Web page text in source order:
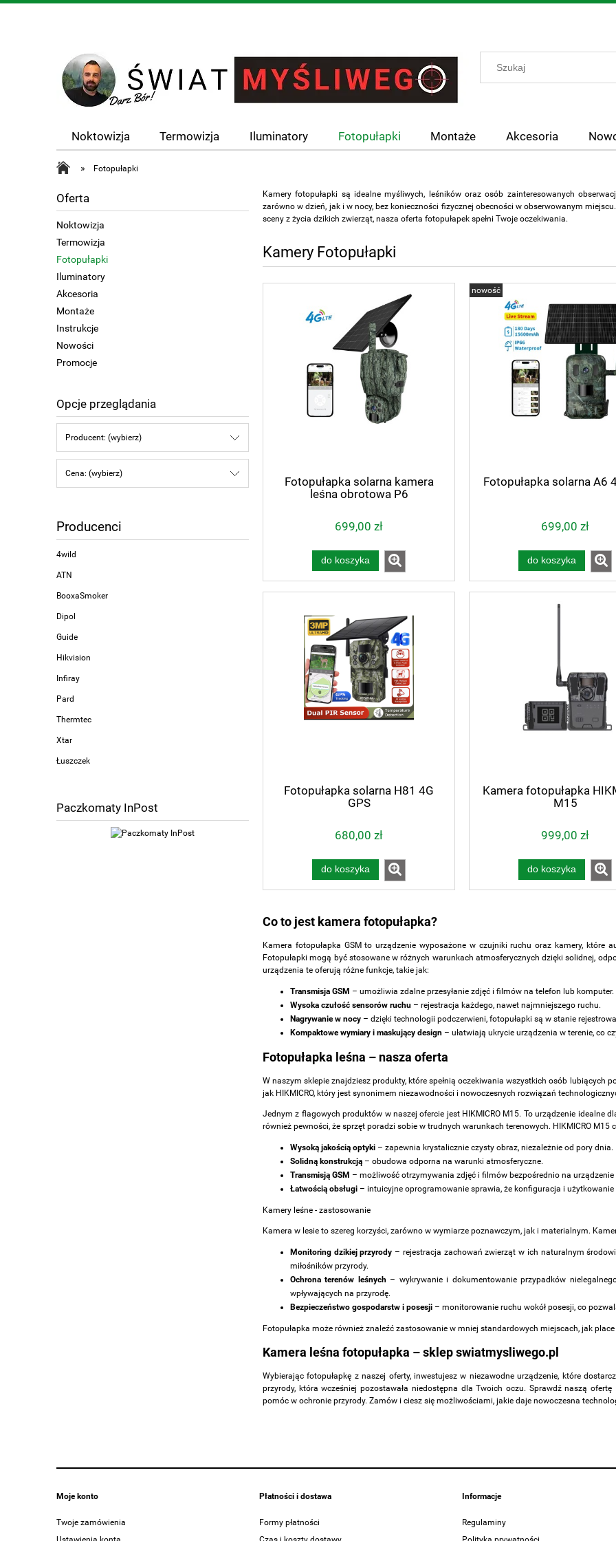
Noktowizja Termowizja Iluminatory Fotopułapki Montaże Akcesoria
» Fotopułapki
Oferta
Noktowizja
Termowizja
Fotopułapki
Iluminatory
Akcesoria
Montaże
Instrukcje
Nowości
Promocje
Opcje przeglądania
Producent: (wybierz)
Cena: (wybierz)
Producenci
4wild
ATN
BooxaSmoker
Dipol
Guide
Hikvision
Infiray
Pard
Thermtec
Xtar
Łuszczek
Paczkomaty InPost
Kamery fotopułapki są idealne myśliwych, leśników oraz osób zainteresowanych
zarówno w dzień, jak i w nocy, bez konieczności fizycznej obecności w obserwowanym
sceny z życia dzikich zwierząt, nasza oferta fotopułapek spełni Twoje oczekiwania.
Kamery Fotopułapki
Fotopułapka solarna kamera
leśna obrotowa P6
699,00 zł
do koszyka
Fotopułapka solarna A6
699,00 zł
do koszyka
nowość
Fotopułapka solarna H81 4G
GPS
680,00 zł
do koszyka
Kamera fotopułapka
M15
999,00 zł
do koszyka
Co to jest kamera fotopułapka?
Kamera fotopułapka GSM to urządzenie wyposażone w czujniki ruchu oraz kamery, które
Fotopułapki mogą być stosowane w różnych warunkach atmosferycznych dzięki solidnej,
urządzenia te oferują różne funkcje, takie jak:
Transmisja GSM – umożliwia zdalne przesyłanie zdjęć i filmów na telefon lub komputer.
Wysoka czułość sensorów ruchu – rejestracja każdego, nawet najmniejszego ruchu.
Nagrywanie w nocy – dzięki technologii podczerwieni, fotopułapki są w stanie
Kompaktowe wymiary i maskujący design – ułatwiają ukrycie urządzenia w terenie, co
Fotopułapka leśna – nasza oferta
W naszym sklepie znajdziesz produkty, które spełnią oczekiwania wszystkich osób lubiących
jak HIKMICRO, który jest synonimem niezawodności i nowoczesnych rozwiązań
Jednym z flagowych produktów w naszej ofercie jest HIKMICRO M15. To urządzenie idealne
również pewności, że sprzęt poradzi sobie w trudnych warunkach terenowych. HIKMICRO M15
Wysoką jakością optyki – zapewnia krystalicznie czysty obraz, niezależnie od pory dnia.
Solidną konstrukcją – obudowa odporna na warunki atmosferyczne.
Transmisją GSM – możliwość otrzymywania zdjęć i filmów bezpośrednio na urządzenie
Łatwością obsługi – intuicyjne oprogramowanie sprawia, że konfiguracja i
Kamery leśne - zastosowanie
Kamera w lesie to szereg korzyści, zarówno w wymiarze poznawczym, jak i materialnym.
Monitoring dzikiej przyrody – rejestracja zachowań zwierząt w ich naturalnym
miłośników przyrody.
Ochrona terenów leśnych– wykrywanie i dokumentowanie przypadków
wpływających na przyrodę.
Bezpieczeństwo gospodarstw i posesji – monitorowanie ruchu wokół posesji, co
Fotopułapka może również znaleźć zastosowanie w mniej standardowych miejscach, jak
Kamera leśna fotopułapka – sklep swiatmysliwego.pl
Wybierając fotopułapkę z naszej oferty, inwestujesz w niezawodne urządzenie, które
przyrody, która wcześniej pozostawała niedostępna dla Twoich oczu. Sprawdź naszą
pomóc w ochronie przyrody. Zamów i ciesz się możliwościami, jakie daje nowoczesna
Moje konto
Twoje zamówienia
Płatności i dostawa
Formy płatności
Informacje
Regulaminy